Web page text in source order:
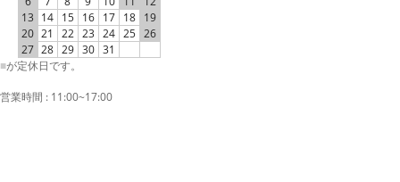
13 14 15 16 17 18 19
20 21 22 23 24 25 26
27 28 29 30 31
■が定休日です。
営業時間 : 11:00~17:00